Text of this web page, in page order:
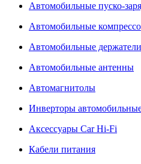
Автомобильные пуско-
Автомобильные
Автомобильные держатели
Автомобильные антенны
Автомагнитолы
Инверторы
Аксессуары Car Hi-Fi
Кабели питания